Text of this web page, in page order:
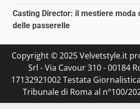
Casting Director: il mestiere moda
delle passerelle
Copyright © 2025 Velvetstyle.it
Srl - Via Cavour 310 - 00184
17132921002 Testata
Tribunale di Roma al n°100/